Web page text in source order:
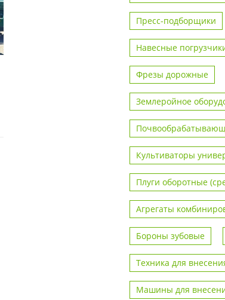
Пресс-подборщики
Навесные
Фрезы дорожные
Землеройное
Культиваторы
Плуги оборотные
Агрегаты
Бороны зубовые
Техника для
Машины для